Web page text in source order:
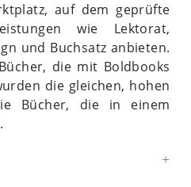
auf dem geprüfte
wie Lektorat,
und Buchsatz anbieten.
die mit Boldbooks
die gleichen, hohen
Bücher, die in einem